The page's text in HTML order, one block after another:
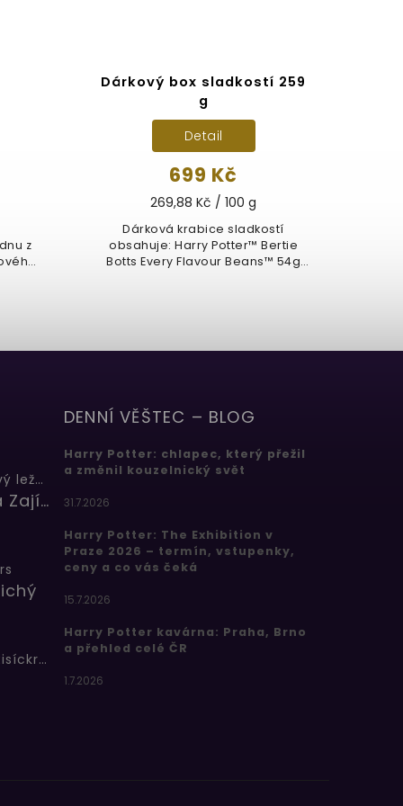
z
Dárkový box sladkostí 259
g
699 Kč
269,88 Kč / 100 g
Detail
Dárková krabice sladkostí
obsahuje: Harry Potter™ Bertie
Botts Every Flavour Beans™ 54g
Butterbeer: Máslový ležák
Barbora Zajícová
Bertíkovy fazolky tisíckrát jinak
DENNÍ VĚŠTEC – BLOG
Harry Potter: chlapec, který přežil
a změnil kouzelnický svět
31.7.2026
Harry Potter: The Exhibition v
Praze 2026 – termín, vstupenky,
ceny a co vás čeká
15.7.2026
Harry Potter kavárna: Praha, Brno
a přehled celé ČR
1.7.2026